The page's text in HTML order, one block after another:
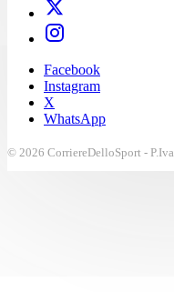
Facebook
Instagram
X
WhatsApp
© 2026 CorriereDelloSport -